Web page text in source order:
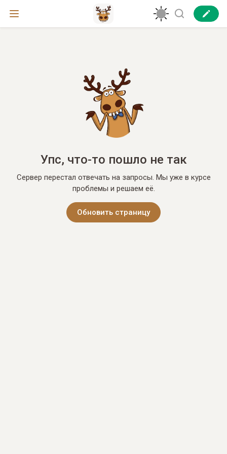
Упс, что-то пошло не так
Сервер перестал отвечать на запросы. Мы уже в курсе
проблемы и решаем её.
Обновить страницу